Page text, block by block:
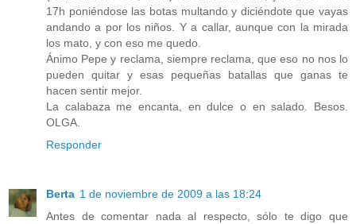
17h poniéndose las botas multando y diciéndote que vayas
andando a por los niños. Y a callar, aunque con la mirada
los mato, y con eso me quedo.
Ánimo Pepe y reclama, siempre reclama, que eso no nos lo
pueden quitar y esas pequeñas batallas que ganas te
hacen sentir mejor.
La calabaza me encanta, en dulce o en salado. Besos.
OLGA.
Responder
Berta 1 de noviembre de 2009 a las 18:24
Antes de comentar nada al respecto, sólo te digo que